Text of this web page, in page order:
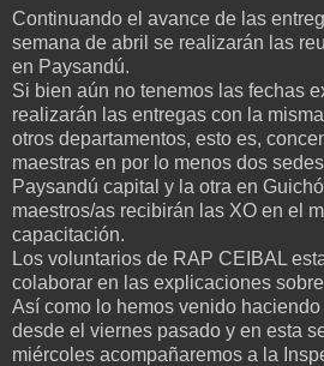
Continuando el avance de las
semana de abril se realizarán las
en Paysandú.
Si bien aún no tenemos las fechas
realizarán las entregas con la
otros departamentos, esto es,
maestras en por lo menos dos
Paysandú capital y la otra en
maestros/as recibirán las XO en el
capacitación.
Los voluntarios de RAP CEIBAL
colaborar en las explicaciones
Así como lo hemos venido
desde el viernes pasado y en esta
miércoles acompañaremos a la